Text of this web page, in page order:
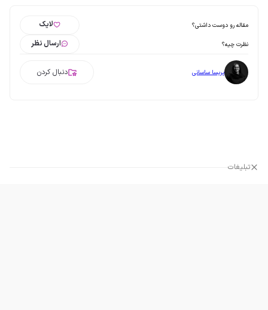
مقاله رو دوست داشتی؟ لایک
نظرت چیه؟ ارسال نظر
پریسا ساسانی دنبال کردن
تبلیغات